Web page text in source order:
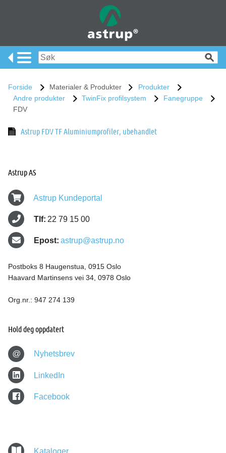
Forside Materialer & Produkter
Produkter
Andre produkter
TwinFix profilsystem
Fanegruppe
FDV
Astrup FDV TF Aluminiumprofiler, ubehandlet
Astrup AS
Astrup Kundeportal
Tlf: 22 79 15 00
Epost: astrup@astrup.no
Postboks 8 Haugenstua, 0915 Oslo
Haavard Martinsens vei 34, 0978 Oslo
Org.nr.: 947 274 139
Hold deg oppdatert
@ Nyhetsbrev
LinkedIn
Facebook